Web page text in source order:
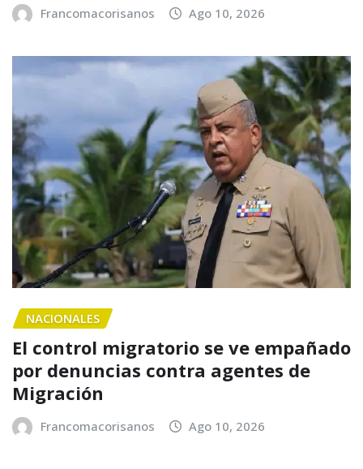
Francomacorisanos Ago 10, 2026
NACIONALES
El control migratorio se ve empañado
por denuncias contra agentes de
Migración
Francomacorisanos Ago 10, 2026